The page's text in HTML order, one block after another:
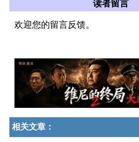
读者留言
欢迎您的留言反馈。
相关文章：